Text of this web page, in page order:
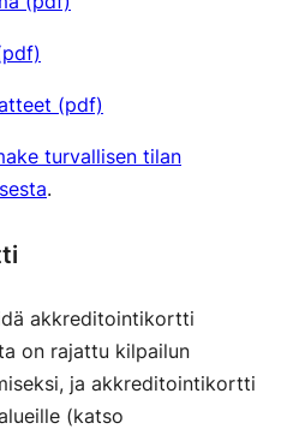
(pdf)
turvallisen tilan
.
akkreditointikortti
on rajattu kilpailun
ja akkreditointikortti
(katso